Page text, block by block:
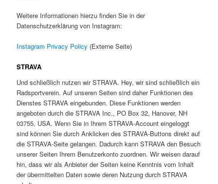
Weitere Informationen hierzu finden Sie in der
Datenschutzerklärung von Instagram:
Instagram Privacy Policy (Externe Seite)
STRAVA
Und schließlich nutzen wir STRAVA. Hey, wir sind schließlich ein
Radsportverein. Auf unseren Seiten sind daher Funktionen des
Dienstes STRAVA eingebunden. Diese Funktionen werden
angeboten durch die STRAVA Inc., PO Box 32, Hanover, NH
03755, USA. Wenn Sie in Ihrem STRAVA-Account eingeloggt
sind können Sie durch Anklicken des STRAVA-Buttons direkt auf
die STRAVA-Seite gelangen. Dadurch kann STRAVA den Besuch
unserer Seiten Ihrem Benutzerkonto zuordnen. Wir weisen darauf
hin, dass wir als Anbieter der Seiten keine Kenntnis vom Inhalt
der übermittelten Daten sowie deren Nutzung durch STRAVA